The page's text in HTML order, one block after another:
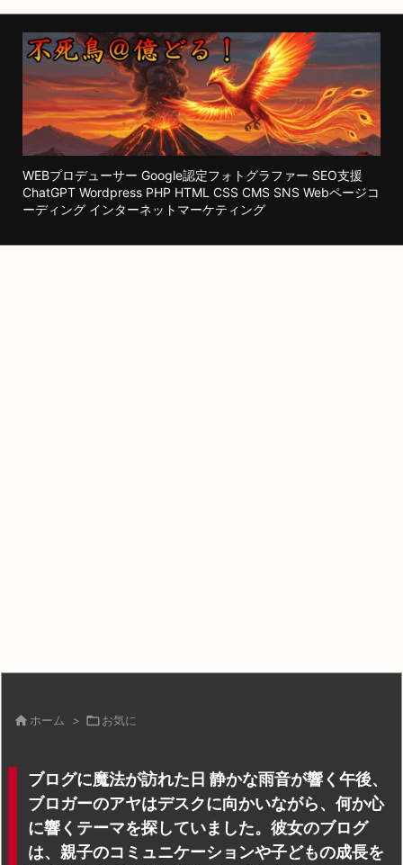
WEBプロデューサー Google認定フォトグラファー SEO支援
ChatGPT Wordpress PHP HTML CSS CMS SNS Webページコ
ーディング インターネットマーケティング
 ホーム > お気に
ブログに魔法が訪れた日 静かな雨音が響く午後、
ブロガーのアヤはデスクに向かいながら、何か心
に響くテーマを探していました。彼女のブログ
は、親子のコミュニケーションや子どもの成長を